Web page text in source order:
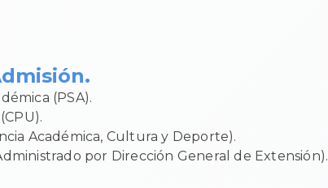
(PSA).
Académica, Cultura y Deporte).
por Dirección General de Extensión).